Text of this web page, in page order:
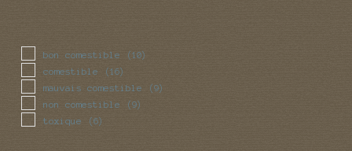
bon comestible (10)
comestible (16)
mauvais comestible (9)
non comestible (9)
toxique (6)